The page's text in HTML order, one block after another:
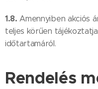
1.8. Amennyiben akciós
teljes körűen
időtartamáról.
Rendelés